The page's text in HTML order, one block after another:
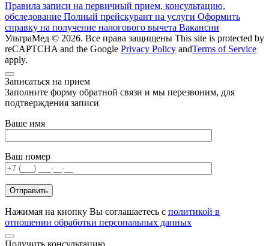
Правила записи на первичный прием, консультацию,
обследование Полный прейскурант на услуги Оформить
справку на получение налогового вычета Вакансии
УльтраМед © 2026. Все права защищены This site is protected by
reCAPTCHA and the Google Privacy Policy andTerms of Service
apply.
Записаться на прием
Заполните форму обратной связи и мы перезвоним, для
подтверждения записи
Ваше имя
Ваш номер
Нажимая на кнопку Вы соглашаетесь с политикой в
отношении обработки персональных данных
Получить консультацию